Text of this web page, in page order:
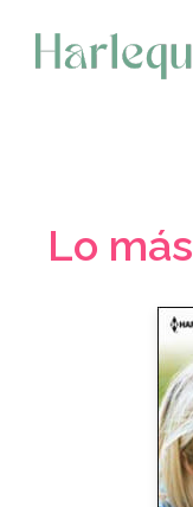
contenido
Lo